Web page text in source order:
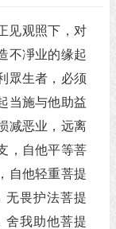
见观照下，对
不凈业的缘起
眾生者，必须
当施与他助益
减恶业，远离
，自他平等菩
自他轻重菩提
无畏护法菩提
舍我助他菩提